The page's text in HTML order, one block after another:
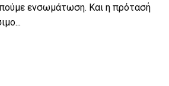
ενσωμάτωση. Και η πρό­τασή